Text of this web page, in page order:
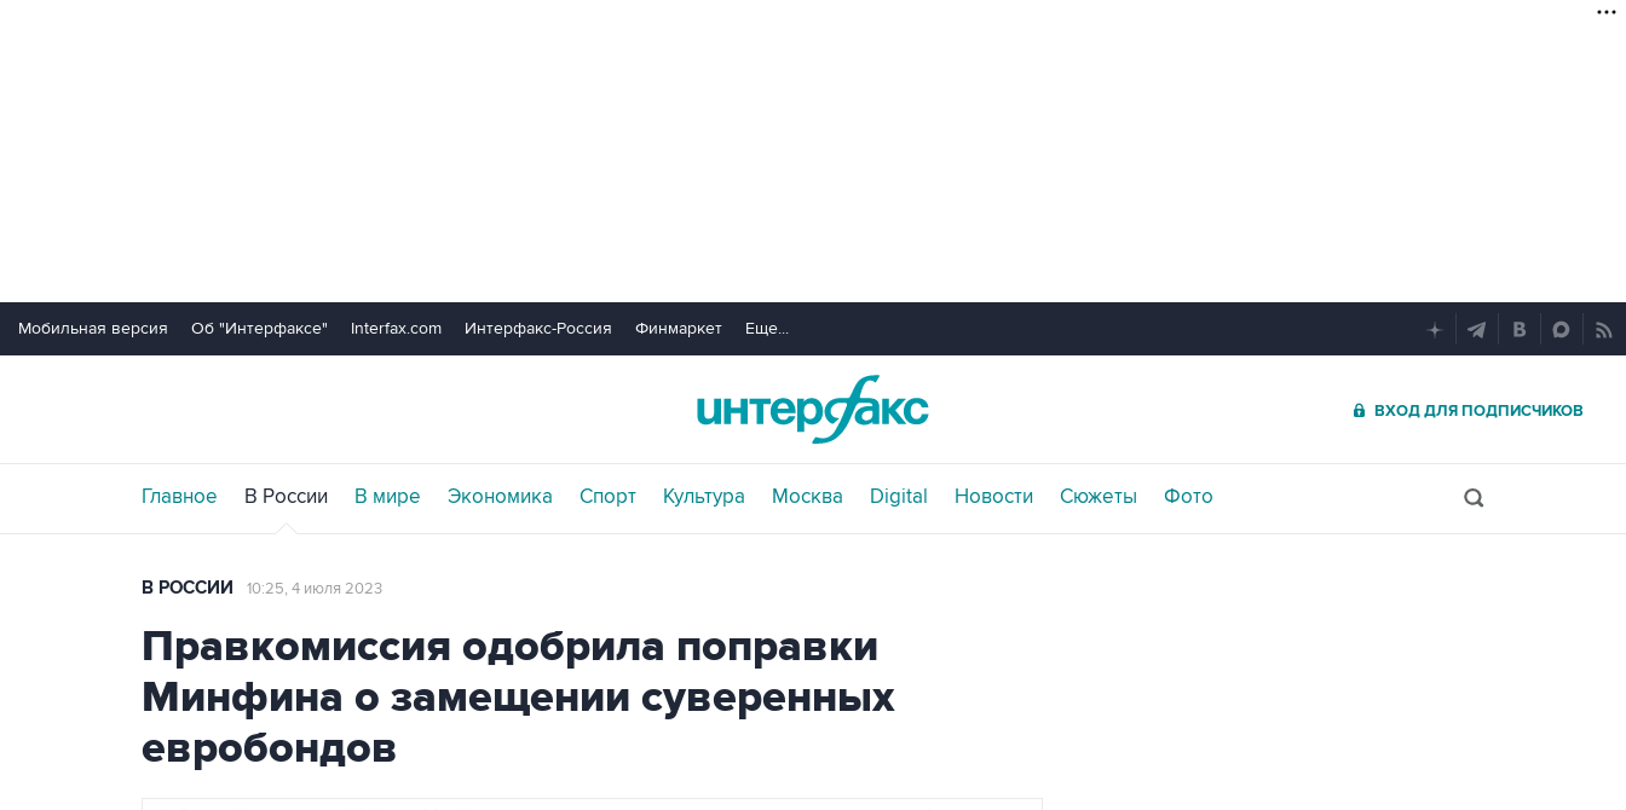
Мобильная версия Об "Интерфаксе" Interfax.com Интерфакс-Россия Финмаркет Еще...
ВХОД ДЛЯ ПОДПИСЧИКОВ
Главное В России В мире Экономика Спорт Культура Москва Digital Новости Сюжеты Фото
В РОССИИ 10:25, 4 июля 2023
Правкомиссия одобрила поправки
Минфина о замещении суверенных
евробондов